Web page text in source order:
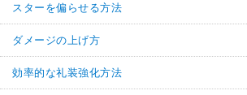
スターを偏らせる方法
ダメージの上げ方
効率的な礼装強化方法